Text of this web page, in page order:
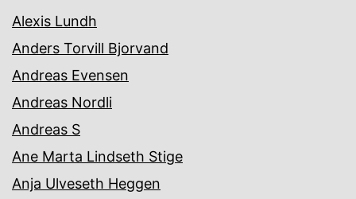
Alexis Lundh
Anders Torvill Bjorvand
Andreas Evensen
Andreas Nordli
Andreas S
Ane Marta Lindseth Stige
Anja Ulveseth Heggen